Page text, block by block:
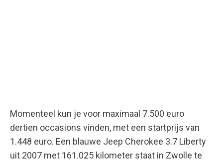
Momenteel kun je voor maximaal 7.500 euro
dertien occasions vinden, met een startprijs van
1.448 euro. Een blauwe Jeep Cherokee 3.7 Liberty
uit 2007 met 161.025 kilometer staat in Zwolle te